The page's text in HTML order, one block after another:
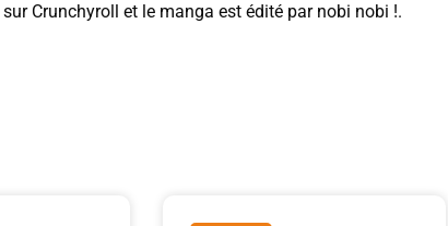
Crunchyroll et le manga est édité par nobi nobi !.